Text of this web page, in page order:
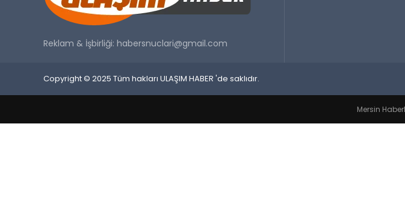
Reklam & İşbirliği: habersnuclari@gmail.com
Copyright © 2025 Tüm hakları ULAŞIM HABER 'de saklıdır.
Mersin Haber